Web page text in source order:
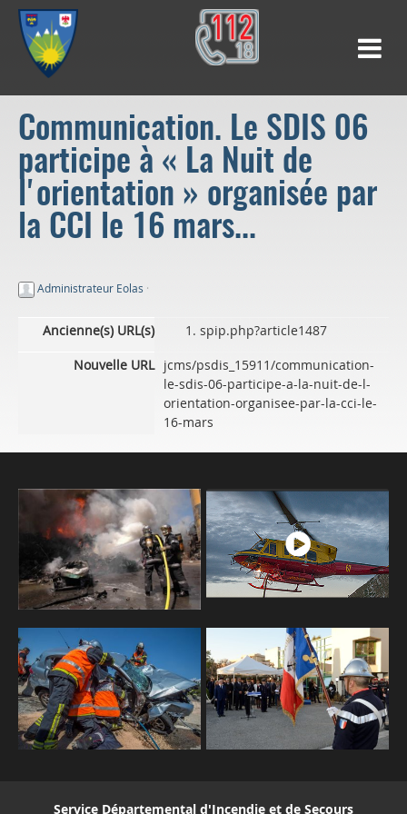
Communication. Le SDIS 06
participe à « La Nuit de
l'orientation » organisée par
la CCI le 16 mars...
Administrateur Eolas ·
Ancienne(s) URL(s)
spip.php?article1487
Nouvelle URL jcms/psdis_15911/communication-
le-sdis-06-participe-a-la-nuit-de-l-
orientation-organisee-par-la-cci-le-
16-mars
Service Départemental d'Incendie et de Secours